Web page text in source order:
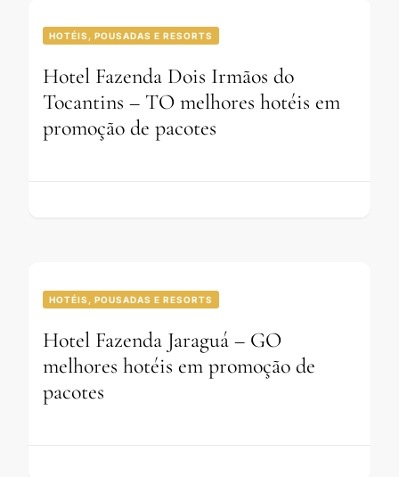
HOTÉIS, POUSADAS E RESORTS
Hotel Fazenda Dois Irmãos do
Tocantins – TO melhores hotéis em
promoção de pacotes
HOTÉIS, POUSADAS E RESORTS
Hotel Fazenda Jaraguá – GO
melhores hotéis em promoção de
pacotes